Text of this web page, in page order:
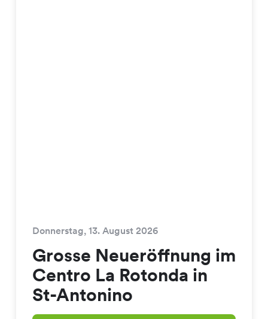
Donnerstag, 13. August 2026
Grosse Neueröffnung im
Centro La Rotonda in
St-Antonino